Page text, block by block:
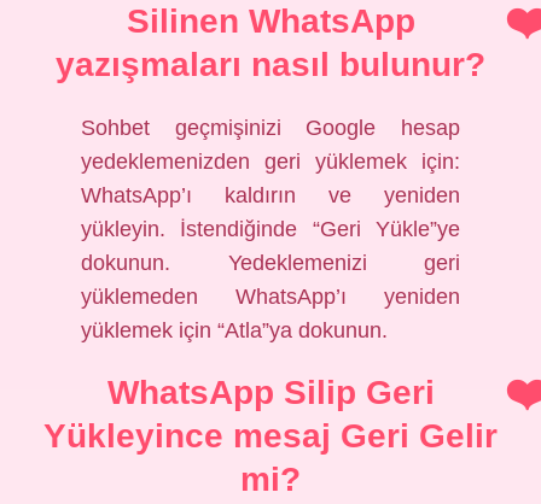
Silinen WhatsApp
yazışmaları nasıl bulunur?
Sohbet geçmişinizi Google hesap
yedeklemenizden geri yüklemek için:
WhatsApp’ı kaldırın ve yeniden
yükleyin. İstendiğinde “Geri Yükle”ye
dokunun. Yedeklemenizi geri
yüklemeden WhatsApp’ı yeniden
yüklemek için “Atla”ya dokunun.
WhatsApp Silip Geri
Yükleyince mesaj Geri Gelir
mi?